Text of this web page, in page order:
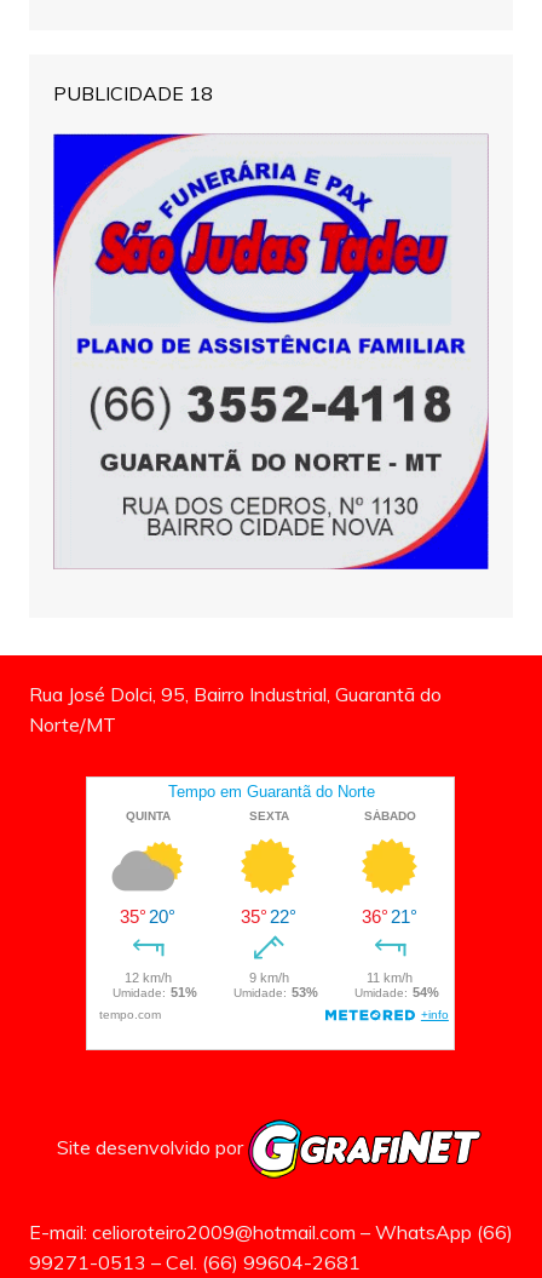
PUBLICIDADE 18
Rua José Dolci, 95, Bairro Industrial, Guarantã do
Norte/MT
Site desenvolvido por
E-mail: celioroteiro2009@hotmail.com – WhatsApp (66)
99271-0513 – Cel. (66) 99604-2681